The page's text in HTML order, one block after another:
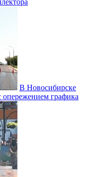
В Новосибирске
опережением графика